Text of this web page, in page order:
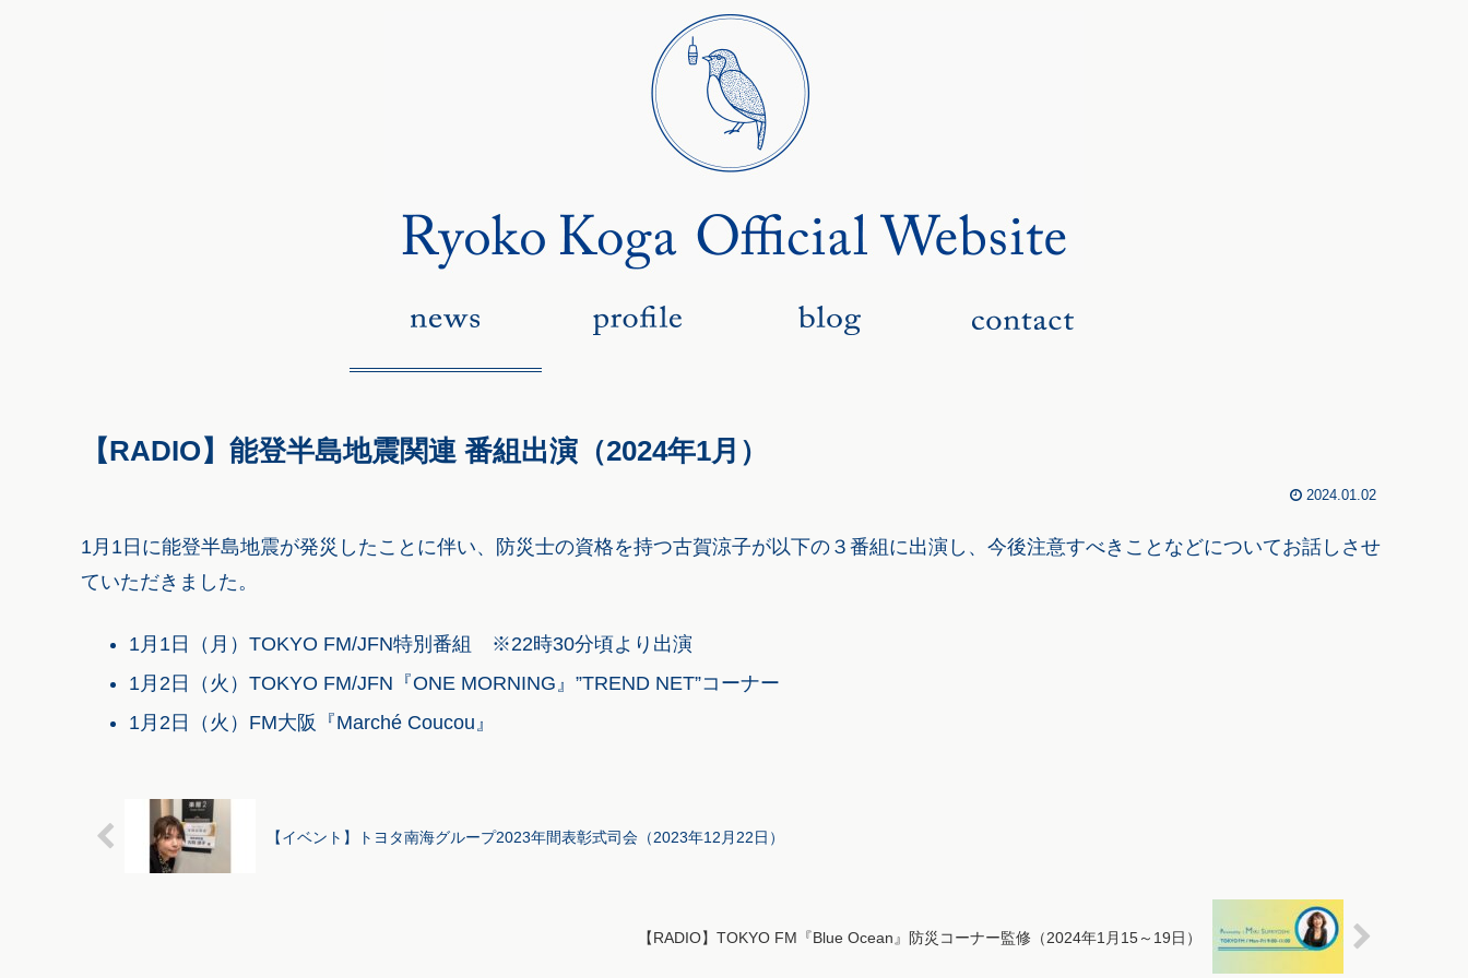
【RADIO】能登半島地震関連 番組出演（2024年1月）
2024.01.02
1月1日に能登半島地震が発災したことに伴い、防災士の資格を持つ古賀涼子が以下の３番組に出演し、今後注意すべきことなどについてお話しさせ
ていただきました。
1月1日（月）TOKYO FM/JFN特別番組 ※22時30分頃より出演
1月2日（火）TOKYO FM/JFN『ONE MORNING』”TREND NET”コーナー
1月2日（火）FM大阪『Marché Coucou』
【イベント】トヨタ南海グループ2023年間表彰式司会（2023年12月22日）
【RADIO】TOKYO FM『Blue Ocean』防災コーナー監修（2024年1月15～19日）